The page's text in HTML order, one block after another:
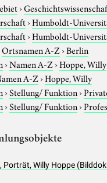
›
›Humboldt-
›Humboldt-
Ortsnamen A-Z›Berlin
›Namen A-Z›Hoppe, Willy
A-Z›Hoppe, Willy
›Stellung/ Funktion›
›Stellung/ Funktion›
Porträt, Willy Hoppe